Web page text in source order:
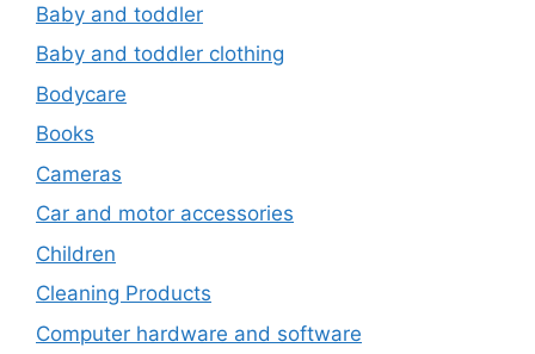
Baby and toddler
Baby and toddler clothing
Bodycare
Books
Cameras
Car and motor accessories
Children
Cleaning Products
Computer hardware and software